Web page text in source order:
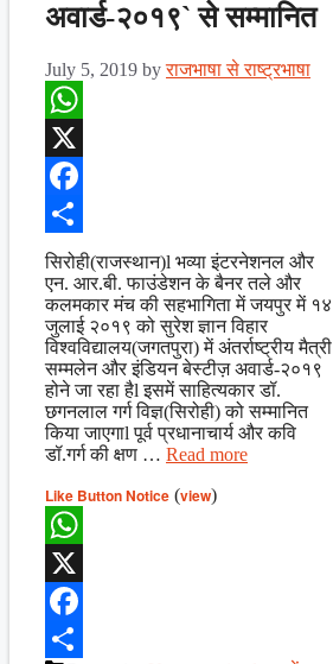
अवार्ड-२०१९` से सम्मानित
July 5, 2019 byराजभाषा से राष्ट्रभाषा
WhatsApp
X
Facebook
Share
सिरोही(राजस्थान)l भव्या इंटरनेशनल और
एन. आर.बी. फाउंडेशन के बैनर तले और
कलमकार मंच की सहभागिता में जयपुर में १४
जुलाई २०१९ को सुरेश ज्ञान विहार
विश्वविद्यालय(जगतपुरा) में अंतर्राष्ट्रीय मैत्री
सम्मलेन और इंडियन बेस्टीज़ अवार्ड-२०१९
होने जा रहा हैl इसमें साहित्यकार डॉ.
छगनलाल गर्ग विज्ञ(सिरोही) को सम्मानित
किया जाएगाl पूर्व प्रधानाचार्य और कवि
डॉ.गर्ग की क्षण … Read more
Like Button Notice (view)
WhatsApp
X
Facebook